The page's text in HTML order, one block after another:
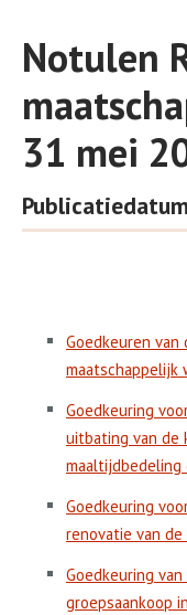
Notulen
31 mei
Goedkeuren
maatschappelijk
Goedkeuring
uitbating van de
maaltijdbedeling
Goedkeuring
renovatie van
Goedkeuring
groepsaankoop